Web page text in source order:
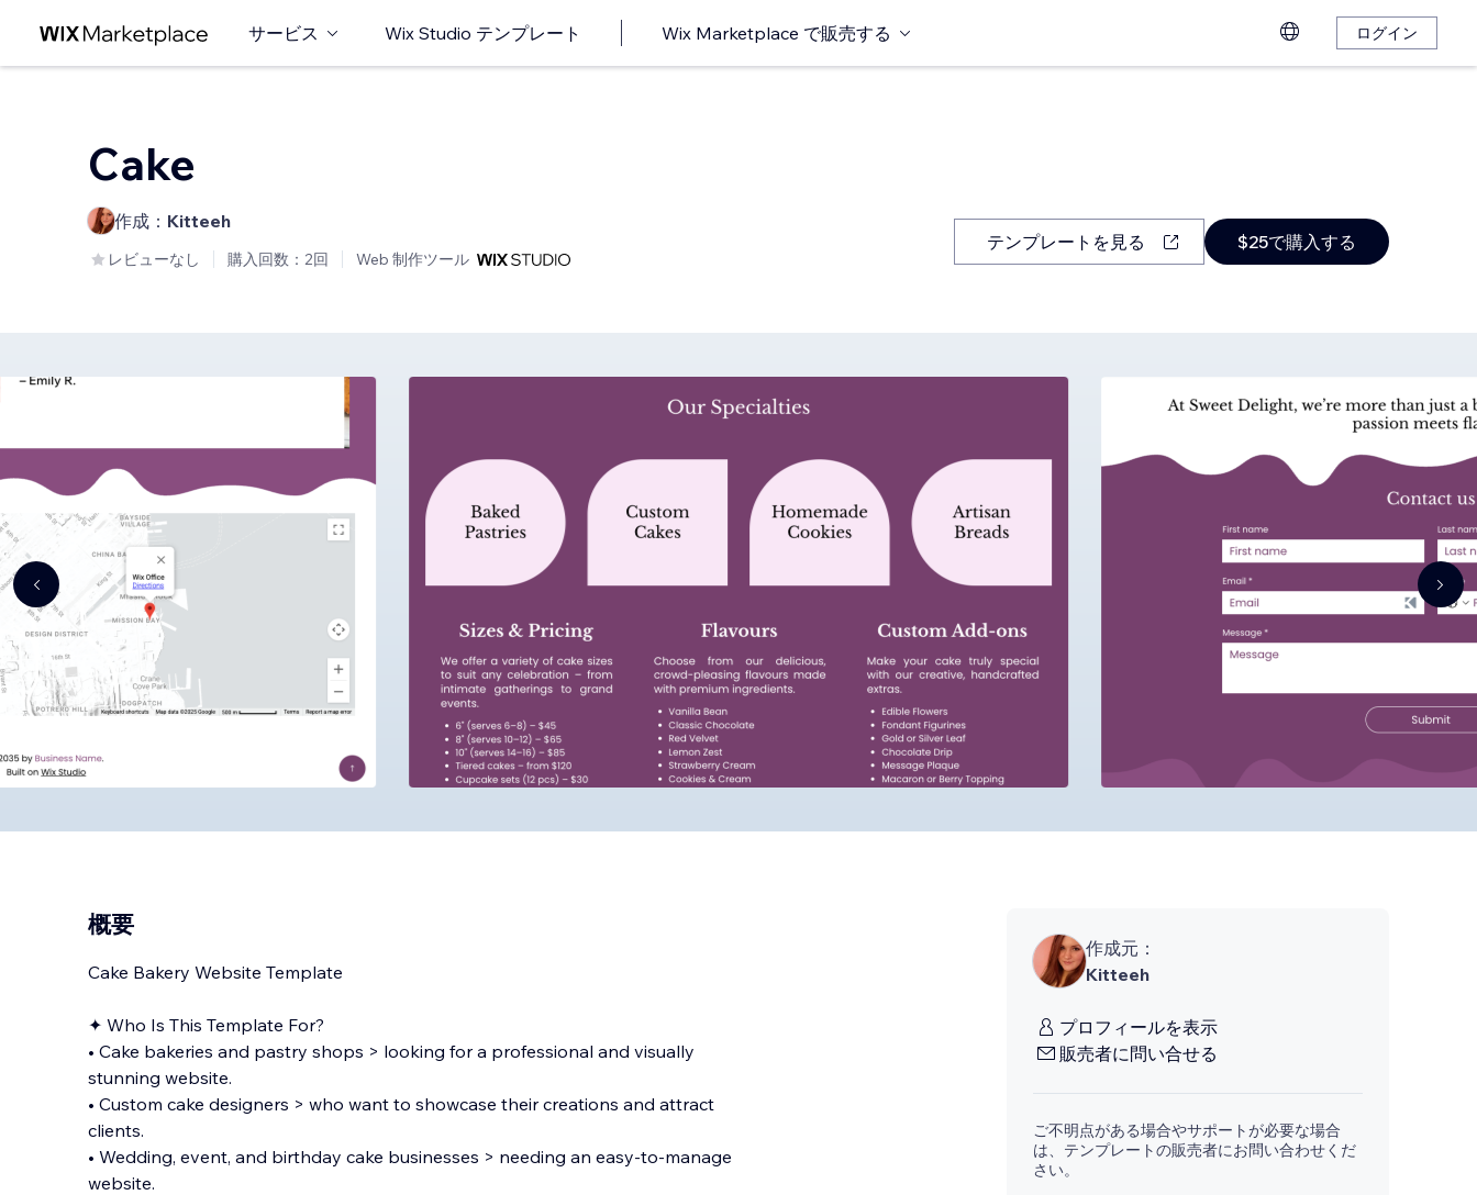
サービス Wix Studio テンプレート Wix Marketplace で販売する ログイン
Cake
作成： Kitteeh
レビューなし 購入回数：2回 Web 制作ツール
テンプレートを見る $25で購入する
概要
Cake Bakery Website Template
✦ Who Is This Template For?
• Cake bakeries and pastry shops > looking for a professional and visually
stunning website.
• Custom cake designers > who want to showcase their creations and attract
clients.
• Wedding, event, and birthday cake businesses > needing an easy-to-manage
website.
作成元：
Kitteeh
プロフィールを表示
販売者に問い合せる
ご不明点がある場合やサポートが必要な場合
は、テンプレートの販売者にお問い合わせくだ
さい。